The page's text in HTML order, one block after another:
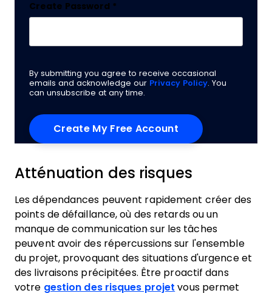
Create Password *
By submitting you agree to receive occasional
emails and acknowledge our Privacy Policy. You
can unsubscribe at any time.
Atténuation des risques
Les dépendances peuvent rapidement créer des
points de défaillance, où des retards ou un
manque de communication sur les tâches
peuvent avoir des répercussions sur l'ensemble
du projet, provoquant des situations d'urgence et
des livraisons précipitées. Être proactif dans
votre gestion des risques projet vous permet